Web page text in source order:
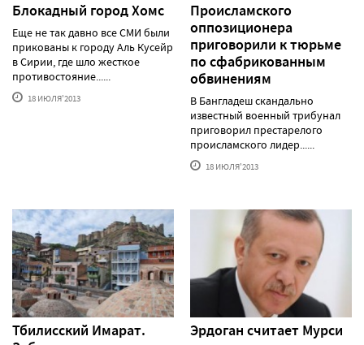
Блокадный город Хомс
Еще не так давно все СМИ были
прикованы к городу Аль Кусейр
в Сирии, где шло жесткое
противостояние......
18 ИЮЛЯ'2013
Происламского
оппозиционера
приговорили к тюрьме
по сфабрикованным
обвинениям
В Бангладеш скандально
известный военный трибунал
приговорил престарелого
происламского лидер......
18 ИЮЛЯ'2013
Тбилисский Имарат.
Эрдоган считает Мурси